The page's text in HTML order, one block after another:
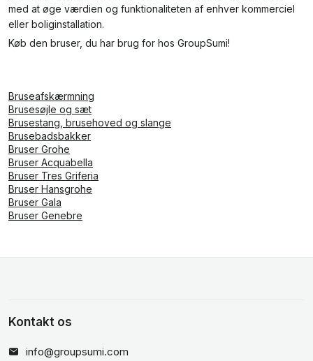
med at øge værdien og funktionaliteten af enhver kommerciel
eller boliginstallation.
Køb den bruser, du har brug for hos GroupSumi!
Bruseafskærmning
Brusesøjle og sæt
Brusestang, brusehoved og slange
Brusebadsbakker
Bruser Grohe
Bruser Acquabella
Bruser Tres Griferia
Bruser Hansgrohe
Bruser Gala
Bruser Genebre
Kontakt os
info@groupsumi.com